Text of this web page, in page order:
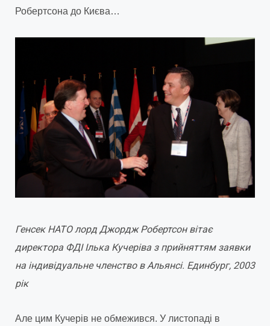
Робертсона до Києва…
Генсек НАТО лорд Джордж Робертсон вітає
директора ФДІ Ілька Кучеріва з прийняттям заявки
на індивідуальне членство в Альянсі. Единбург, 2003
рік
Але цим Кучерів не обмежився. У листопаді в